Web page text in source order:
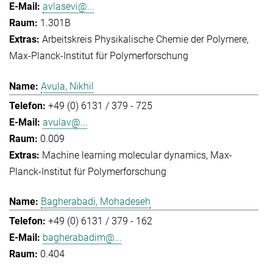
avlasevi@...
1.301B
Arbeitskreis Physikalische Chemie der Polymere
Max-Planck-Institut für Polymerforschung
Avula, Nikhil
+49 (0) 6131 / 379 - 725
avulav@...
0.009
Machine learning molecular dynamics Max-
Planck-Institut für Polymerforschung
Bagherabadi, Mohadeseh
+49 (0) 6131 / 379 - 162
bagherabadim@...
0.404